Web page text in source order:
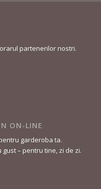
partenerilor nostri.
ON-LINE
garderoba ta.
– pentru tine, zi de zi.